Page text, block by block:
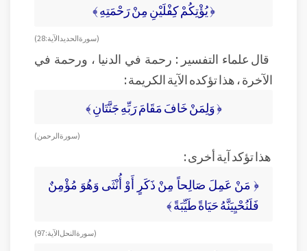
﴿ يُؤْتِكُمْ كِفْلَيْنِ مِنْ رَحْمَتِهِ ﴾
( سورة الحديد الآية : 28 )
قال علماء التفسير : رحمة في الدنيا ، ورحمة في
الآخرة ، هذا تؤكده الآية الكريمة :
﴿ وَلِمَنْ خَافَ مَقَامَ رَبِّهِ جَنَّتَانِ ﴾
( سورة الرحمن )
هذا تؤكد آية أخرى :
﴿ مَنْ عَمِلَ صَالِحاً مِنْ ذَكَرٍ أَوْ أُنْثَى وَهُوَ مُؤْمِنٌ
فَلَنُحْيِيَنَّهُ حَيَاةً طَيِّبَةً ﴾
( سورة النحل الآية : 97)